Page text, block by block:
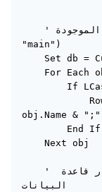
    ' إضافة النماذج الموجودة (مع استثناء نموذج
"main")
    Set db = CurrentDb
    For Each obj In CurrentProject.AllForms
        If LCase(obj.Name) <> "main" Then
            RowSource = RowSource & "نموذج:" &
obj.Name & ";"
        End If
    Next obj
    ' البحث عن ملفات إكسل في نفس مسار قاعدة
البيانات